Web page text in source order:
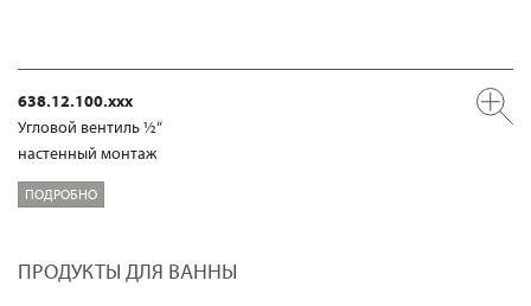
638.12.100.xxx
Угловой вентиль ½“
настенный монтаж
ПОДРОБНО
ПРОДУКТЫ ДЛЯ ВАННЫ